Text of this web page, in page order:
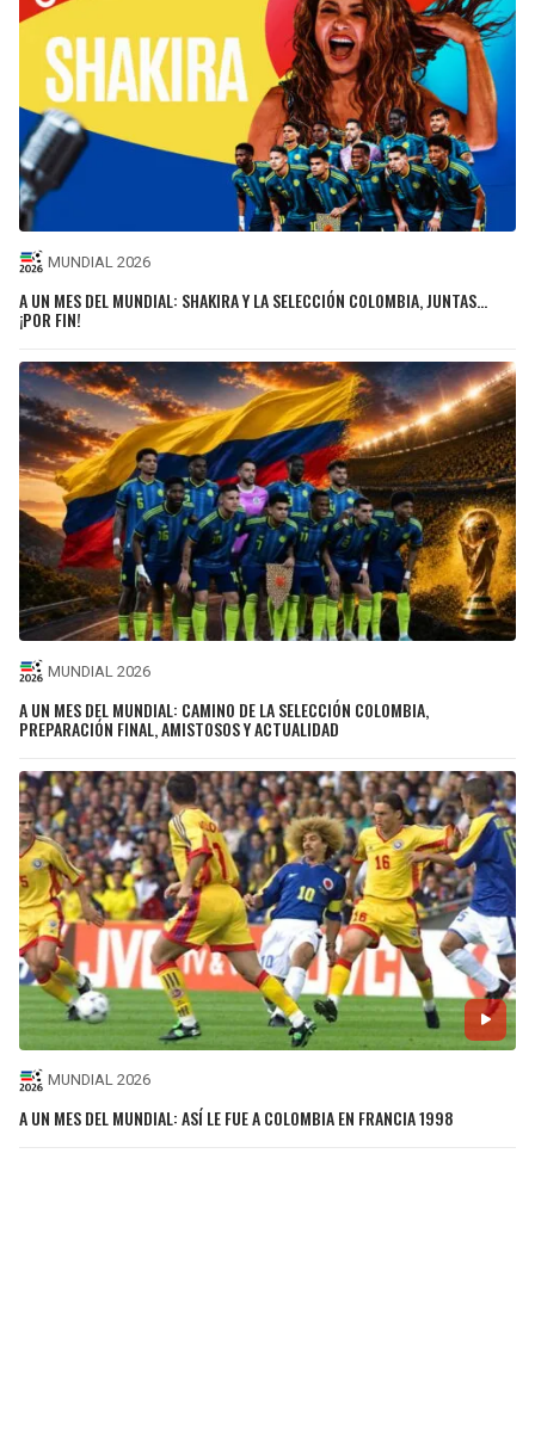
MUNDIAL 2026
A UN MES DEL MUNDIAL: SHAKIRA Y LA SELECCIÓN COLOMBIA, JUNTAS…
¡POR FIN!
MUNDIAL 2026
A UN MES DEL MUNDIAL: CAMINO DE LA SELECCIÓN COLOMBIA,
PREPARACIÓN FINAL, AMISTOSOS Y ACTUALIDAD
MUNDIAL 2026
A UN MES DEL MUNDIAL: ASÍ LE FUE A COLOMBIA EN FRANCIA 1998